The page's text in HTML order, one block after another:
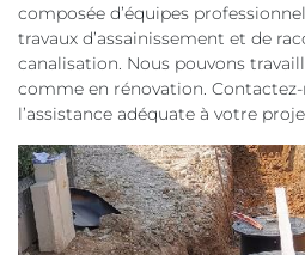
composée d’équipes
travaux d’assainissement et de
canalisation. Nous pouvons
comme en rénovation.
l’assistance adéquate à votre